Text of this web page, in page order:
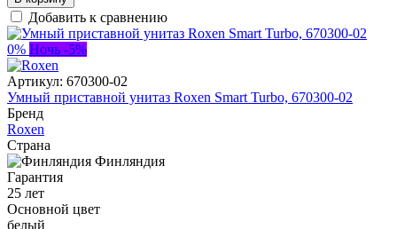
Добавить к сравнению
0% Ночь -5%
Артикул: 670300-02
Умный приставной унитаз Roxen Smart Turbo, 670300-02
Бренд
Roxen
Страна
Финляндия
Гарантия
25 лет
Основной цвет
белый